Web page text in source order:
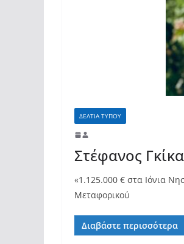
ΔΕΛΤΙΑ ΤΥΠΟΥ
Στέφανος
«1.125.000 € στα Ιόνια
Μεταφορικού
Διαβάστε περισσότερα